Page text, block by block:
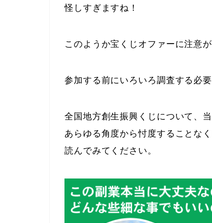
怪しすぎますね！
このようか宝くじオファーに注意
参加する前にいろいろ調査する必要
全国地方創生振興くじについて、
あらゆる角度から忖度することな
読んでみてください。